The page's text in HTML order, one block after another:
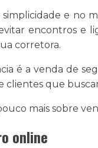
e no
encontros e
corretora.
é a venda de
clientes que
mais sobre
online